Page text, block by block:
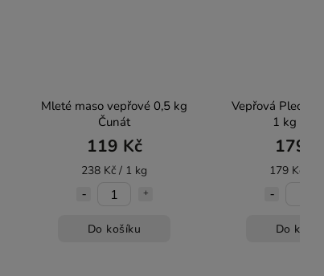
Mleté maso vepřové 0,5 kg
Čunát
119 Kč
238 Kč / 1 kg
Do košíku
Vepřová Plec
1 kg
179
179 Kč / 1
Do